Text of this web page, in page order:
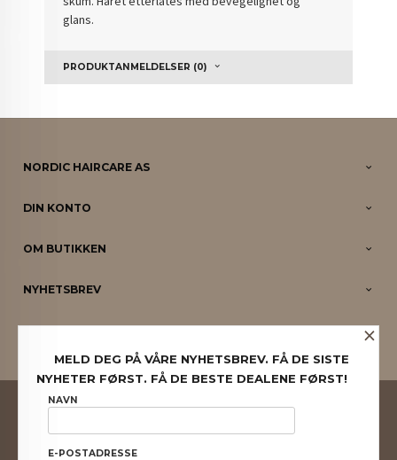
glans.
PRODUKTANMELDELSER (0)
NORDIC HAIRCARE AS
DIN KONTO
OM BUTIKKEN
NYHETSBREV
PARTNERE
FRAKT
×
MELD DEG PÅ VÅRE NYHETSBREV. FÅ DE SISTE
NYHETER FØRST. FÅ DE BESTE DEALENE FØRST!
NAVN
E-POSTADRESSE